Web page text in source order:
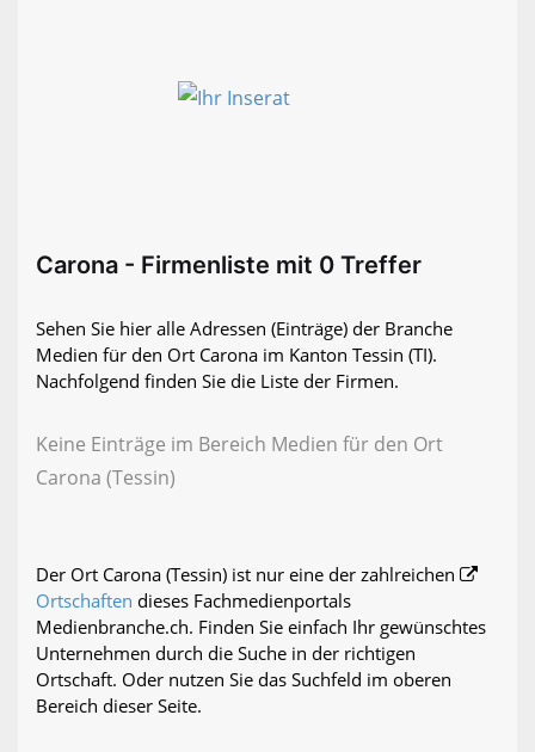
Carona - Firmenliste mit 0 Treffer
Sehen Sie hier alle Adressen (Einträge) der Branche
Medien für den Ort Carona im Kanton Tessin (TI).
Nachfolgend finden Sie die Liste der Firmen.
Keine Einträge im Bereich Medien für den Ort
Carona (Tessin)
Der Ort Carona (Tessin) ist nur eine der zahlreichen
Ortschaften dieses Fachmedienportals
Medienbranche.ch. Finden Sie einfach Ihr gewünschtes
Unternehmen durch die Suche in der richtigen
Ortschaft. Oder nutzen Sie das Suchfeld im oberen
Bereich dieser Seite.